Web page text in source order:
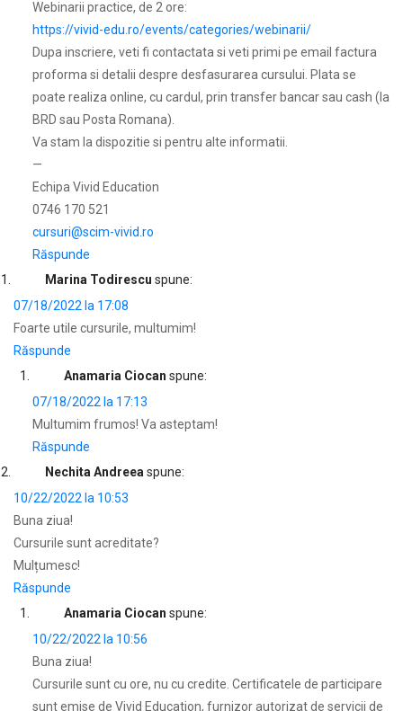
Webinarii practice, de 2 ore:
https://vivid-edu.ro/events/categories/webinarii/
Dupa inscriere, veti fi contactata si veti primi pe email factura
proforma si detalii despre desfasurarea cursului. Plata se
poate realiza online, cu cardul, prin transfer bancar sau cash (la
BRD sau Posta Romana).
Va stam la dispozitie si pentru alte informatii.
—
Echipa Vivid Education
0746 170 521
cursuri@scim-vivid.ro
Răspunde
Marina Todirescu spune:
07/18/2022 la 17:08
Foarte utile cursurile, multumim!
Răspunde
Anamaria Ciocan spune:
07/18/2022 la 17:13
Multumim frumos! Va asteptam!
Răspunde
Nechita Andreea spune:
10/22/2022 la 10:53
Buna ziua!
Cursurile sunt acreditate?
Mulțumesc!
Răspunde
Anamaria Ciocan spune:
10/22/2022 la 10:56
Buna ziua!
Cursurile sunt cu ore, nu cu credite. Certificatele de participare
sunt emise de Vivid Education, furnizor autorizat de servicii de